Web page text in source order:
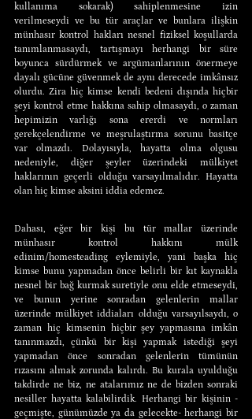
kullanıma sokarak) sahiplenmesine izin
verilmeseydi ve bu tür araçlar ve bunlara ilişkin
münhasır kontrol hakları nesnel fiziksel koşullarda
tanımlanmasaydı, tartışmayı herhangi bir süre
boyunca sürdürmek ve argümanlarının önermeye
dayalı gücüne güvenmek de aynı derecede imkânsız
olurdu. Zira hiç kimse kendi bedeni dışında hiçbir
şeyi kontrol etme hakkına sahip olmasaydı, o zaman
hepimizin varlığı sona ererdi ve normları
gerekçelendirme ve meşrulaştırma sorunu basitçe
var olmazdı. Dolayısıyla, hayatta olma olgusu
nedeniyle, diğer şeyler üzerindeki mülkiyet
haklarının geçerli olduğu varsayılmalıdır. Hayatta
olan hiç kimse aksini iddia edemez.
Dahası, eğer bir kişi bu tür mallar üzerinde
münhasır kontrol hakkını mülk
edinim/homesteading eylemiyle, yani başka hiç
kimse bunu yapmadan önce belirli bir kıt kaynakla
nesnel bir bağ kurmak suretiyle onu elde etmeseydi,
ve bunun yerine sonradan gelenlerin mallar
üzerinde mülkiyet iddiaları olduğu varsayılsaydı, o
zaman hiç kimsenin hiçbir şey yapmasına imkân
tanınmazdı, çünkü bir kişi yapmak istediği şeyi
yapmadan önce sonradan gelenlerin tümünün
rızasını almak zorunda kalırdı. Bu kurala uyulduğu
takdirde ne biz, ne atalarımız ne de bizden sonraki
nesiller hayatta kalabilirdik. Herhangi bir kişinin -
geçmişte, günümüzde ya da gelecekte- herhangi bir